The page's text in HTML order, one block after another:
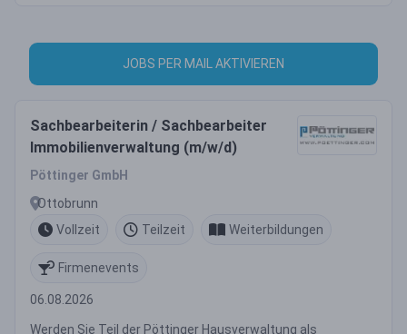
JOBS PER MAIL AKTIVIEREN
Sachbearbeiterin / Sachbearbeiter
Immobilienverwaltung (m/w/d)
Pöttinger GmbH
Ottobrunn
Vollzeit
Teilzeit Weiterbildungen
Firmenevents
06.08.2026
Werden Sie Teil der Pöttinger Hausverwaltung als